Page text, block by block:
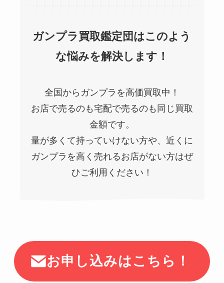
ガンプラ買取鑑定団はこのよう
な悩みを解決します！
全国からガンプラを高価買取中！
お店で売るのも宅配で売るのも同じ買取
金額です。
量が多くて持っていけない方や、近くに
ガンプラを高く売れるお店がない方はぜ
ひご利用ください！
お申し込みはこちら！